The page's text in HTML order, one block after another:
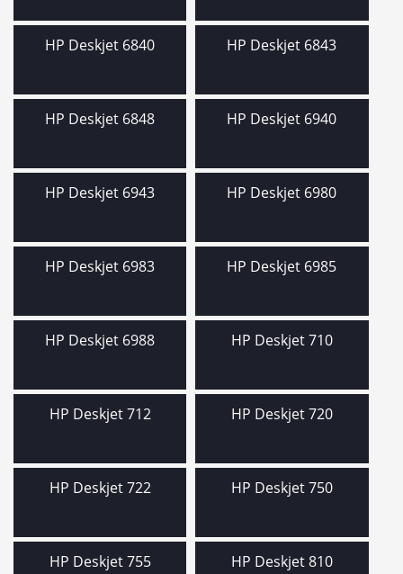
HP Deskjet 6840 HP Deskjet 6843
HP Deskjet 6848 HP Deskjet 6940
HP Deskjet 6943 HP Deskjet 6980
HP Deskjet 6983 HP Deskjet 6985
HP Deskjet 6988 HP Deskjet 710
HP Deskjet 712 HP Deskjet 720
HP Deskjet 722 HP Deskjet 750
HP Deskjet 755 HP Deskjet 810